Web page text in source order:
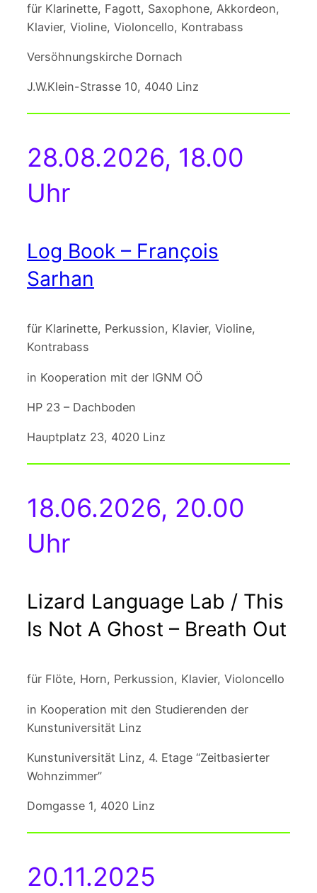
für Klarinette, Fagott, Saxophone, Akkordeon,
Klavier, Violine, Violoncello, Kontrabass
Versöhnungskirche Dornach
J.W.Klein-Strasse 10, 4040 Linz
28.08.2026, 18.00
Uhr
Log Book – François
Sarhan
für Klarinette, Perkussion, Klavier, Violine,
Kontrabass
in Kooperation mit der IGNM OÖ
HP 23 – Dachboden
Hauptplatz 23, 4020 Linz
18.06.2026, 20.00
Uhr
Lizard Language Lab / This
Is Not A Ghost – Breath Out
für Flöte, Horn, Perkussion, Klavier, Violoncello
in Kooperation mit den Studierenden der
Kunstuniversität Linz
Kunstuniversität Linz, 4. Etage “Zeitbasierter
Wohnzimmer”
Domgasse 1, 4020 Linz
20.11.2025